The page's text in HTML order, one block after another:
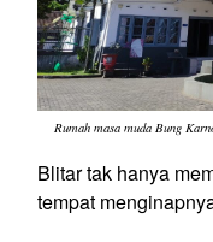
Rumah masa muda Bung
Blitar tak hanya
tempat